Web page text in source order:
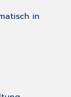
in